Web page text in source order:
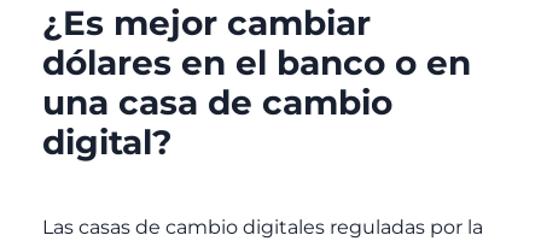
¿Es mejor cambiar
dólares en el banco o en
una casa de cambio
digital?
Las casas de cambio digitales reguladas por la